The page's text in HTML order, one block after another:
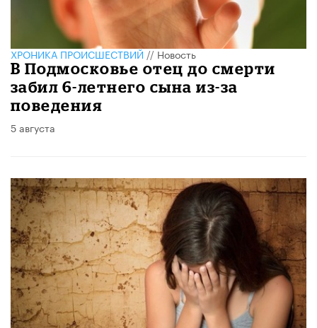
ХРОНИКА ПРОИСШЕСТВИЙ//Новость
В Подмосковье отец до смерти
забил 6-летнего сына из-за
поведения
5 августа